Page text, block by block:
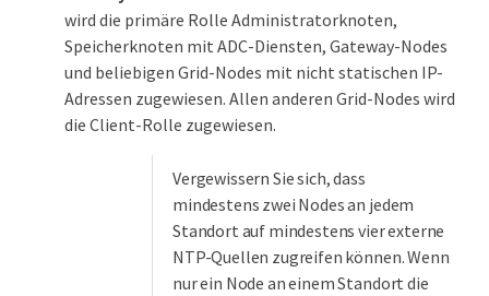
wird die primäre Rolle Administratorknoten,
Speicherknoten mit ADC-Diensten, Gateway-Nodes
und beliebigen Grid-Nodes mit nicht statischen IP-
Adressen zugewiesen. Allen anderen Grid-Nodes wird
die Client-Rolle zugewiesen.
Vergewissern Sie sich, dass
mindestens zwei Nodes an jedem
Standort auf mindestens vier externe
NTP-Quellen zugreifen können. Wenn
nur ein Node an einem Standort die